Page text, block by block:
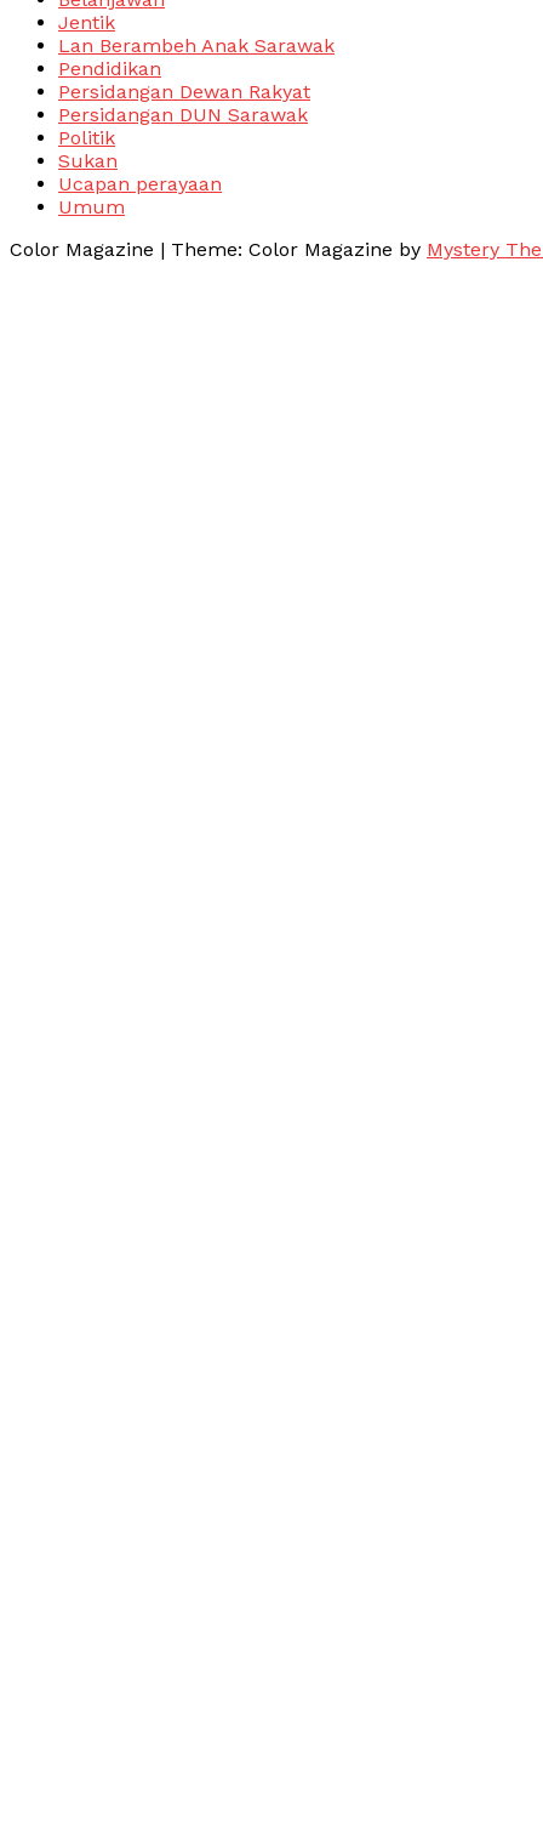
Jentik
Lan Berambeh Anak Sarawak
Pendidikan
Persidangan Dewan Rakyat
Persidangan DUN Sarawak
Politik
Sukan
Ucapan perayaan
Umum
Color Magazine | Theme: Color Magazine by Mystery